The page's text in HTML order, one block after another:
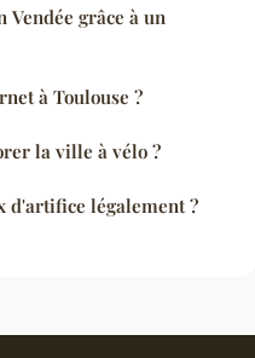
grâce à un
à Toulouse ?
la ville à vélo ?
d'artifice légalement ?